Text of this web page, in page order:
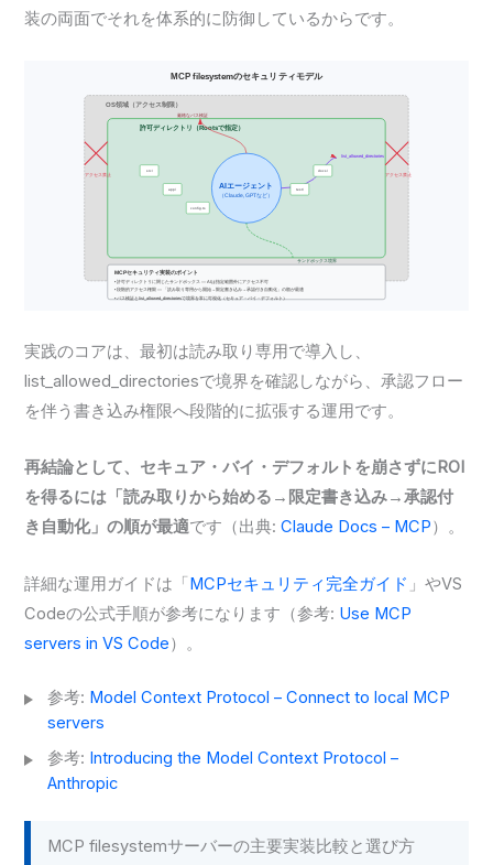
装の両面でそれを体系的に防御しているからです。
実践のコアは、最初は読み取り専用で導入し、
list_allowed_directoriesで境界を確認しながら、承認フロー
を伴う書き込み権限へ段階的に拡張する運用です。
再結論として、セキュア・バイ・デフォルトを崩さずにROI
を得るには「読み取りから始める→限定書き込み→承認付
き自動化」の順が最適です（出典:Claude Docs – MCP）。
詳細な運用ガイドは「MCPセキュリティ完全ガイド 」やVS
Codeの公式手順が参考になります（参考: Use MCP
servers in VS Code）。
参考: Model Context Protocol – Connect to local MCP
servers
参考: Introducing the Model Context Protocol –
Anthropic
MCP filesystemサーバーの主要実装比較と選び方